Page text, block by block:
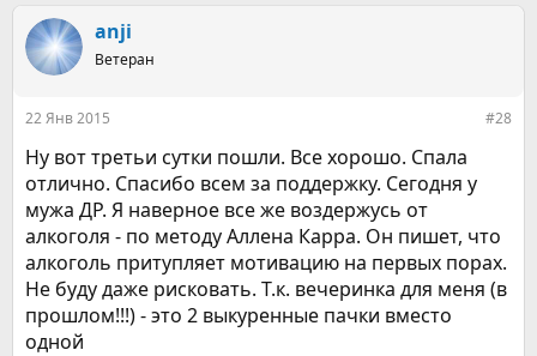
к
ц
и
anji
Ветеран
22 Янв 2015 #28
Ну вот третьи сутки пошли. Все хорошо. Спала
отлично. Спасибо всем за поддержку. Сегодня у
мужа ДР. Я наверное все же воздержусь от
алкоголя - по методу Аллена Карра. Он пишет, что
алкоголь притупляет мотивацию на первых порах.
Не буду даже рисковать. Т.к. вечеринка для меня (в
прошлом!!!) - это 2 выкуренные пачки вместо
одной